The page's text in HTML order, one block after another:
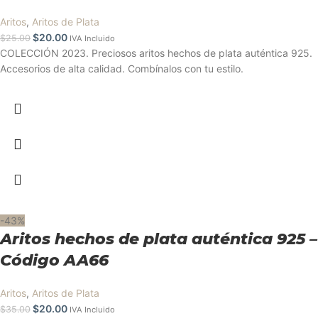
Aritos, Aritos de Plata
$25.00 $20.00 IVA Incluido
COLECCIÓN 2023. Preciosos aritos hechos de plata auténtica 925.
Accesorios de alta calidad. Combínalos con tu estilo.
-43%
Aritos hechos de plata auténtica 925 –
Código AA66
Aritos, Aritos de Plata
$35.00 $20.00 IVA Incluido